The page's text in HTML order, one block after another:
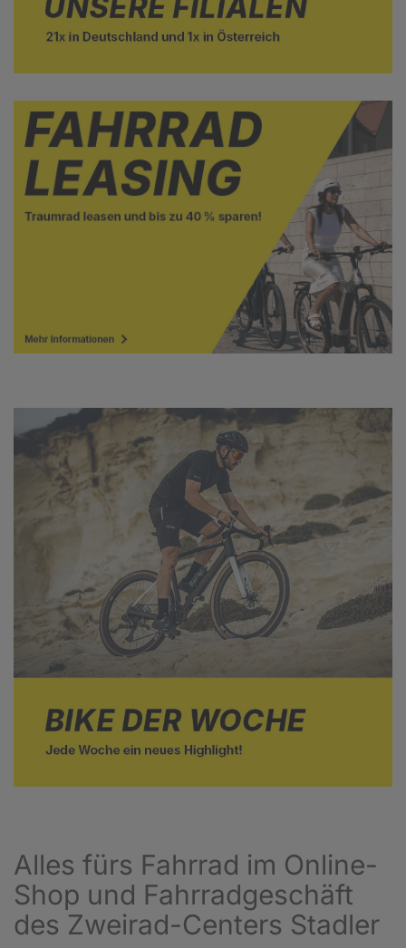
Alles fürs Fahrrad im Online-
Shop und Fahrradgeschäft
des Zweirad-Centers Stadler